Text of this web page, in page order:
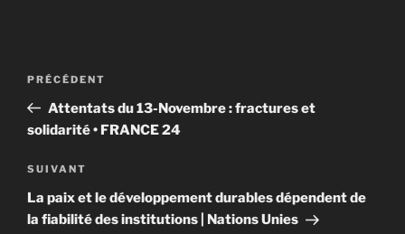
Navigation
l’article
Article
précédent
PRÉCÉDENT
Attentats du 13-Novembre : fractures et
solidarité • FRANCE 24
Article
suivant
SUIVANT
La paix et le développement durables dépendent de
la fiabilité des institutions | Nations Unies